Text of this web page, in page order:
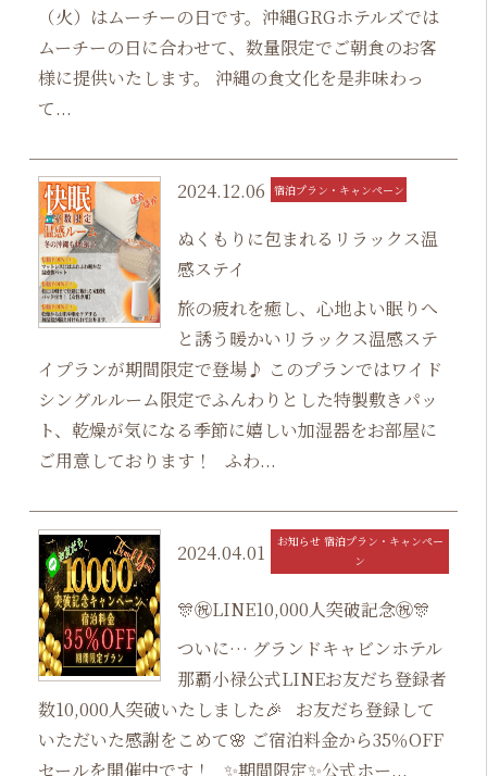
（火）はムーチーの日です。沖縄GRGホテルズでは
ムーチーの日に合わせて、数量限定でご朝食のお客
様に提供いたします。 沖縄の食文化を是非味わっ
て...
2024.12.06 宿泊プラン・キャンペーン
ぬくもりに包まれるリラックス温
感ステイ
旅の疲れを癒し、心地よい眠りへ
と誘う暖かいリラックス温感ステ
イプランが期間限定で登場♪ このプランではワイド
シングルルーム限定でふんわりとした特製敷きパッ
ト、乾燥が気になる季節に嬉しい加湿器をお部屋に
ご用意しております！ ふわ...
2024.04.01
お知らせ 宿泊プラン・キャンペー
ン
🎊㊗LINE10,000人突破記念㊗🎊
ついに… グランドキャビンホテル
那覇小禄公式LINEお友だち登録者
数10,000人突破いたしました🎉 お友だち登録して
いただいた感謝をこめて🌸 ご宿泊料金から35％OFF
セールを開催中です！ ✨期間限定✨公式ホー...